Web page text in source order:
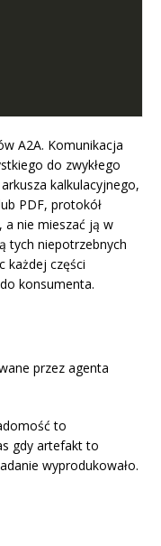
A2A. Komunikacja
do zwykłego
kalkulacyjnego,
PDF, protokół
a nie mieszać ją w
tych niepotrzebnych
każdej części
konsumenta.
przez agenta
to
gdy artefakt to
wyprodukowało.